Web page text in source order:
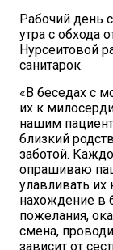
Рабочий день
утра с обхода
Нурсеитовой
санитарок.
«В беседах с
их к
нашим
близкий
заботой.
опрашиваю
улавливать их
нахождение в
пожелания,
смена,
зависит от